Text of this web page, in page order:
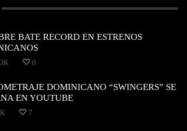
BATE RECORD EN ESTRENOS
0
DOMINICANO “SWINGERS” SE
EN YOUTUBE
7